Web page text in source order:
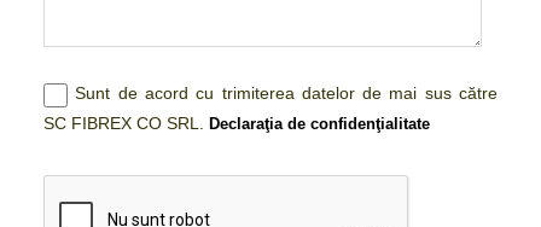
Sunt de acord cu trimiterea datelor de mai sus către
SC FIBREX CO SRL.Declaraţia de confidenţialitate